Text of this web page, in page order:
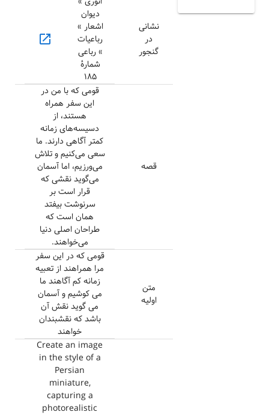
نشانی
در
گنجور
دیوان
اشعار »
رباعیات
» رباعی
شمارهٔ
۱۸۵
open_in_new
قصه
قومی که با من در
این سفر همراه
هستند، از
دسیسه‌های زمانه
کمتر آگاهی دارند. ما
سعی می‌کنیم و تلاش
می‌ورزیم، اما آسمان
می‌گوید نقشی که
قرار است بر
سرنوشت بیفتد
همان است که
طراحان اصلی دنیا
می‌خواهند.
متن
اولیه
قومی که در این سفر
مرا همراهند از تعبیه
زمانه کم آگاهند ما
می کوشیم و آسمان
می گوید نقش آن
باشد که نقشبندان
خواهند
Create an image
in the style of a
Persian
miniature,
capturing a
photorealistic